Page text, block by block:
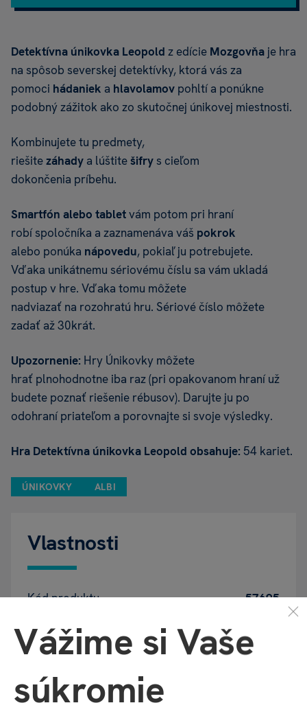
Detektívna únikovka Leopold z edície Mozgovňa je hra
na spôsob severskej detektívky, ktorá vás za
pomoci hádaniek a hlavolamov pohltí a ponúkne
podobný zážitok ako zo skutočnej únikovej miestnosti.
Kombinujete tu predmety,
riešitezáhady a lúštitešifry s cieľom
dokončenia príbehu.
Smartfón alebo tabletvám potom pri hraní
robí spoločníka a zaznamenáva váš pokrok
alebo ponúka nápovedu, pokiaľ ju potrebujete.
Vďaka unikátnemu sériovému číslu sa vám ukladá
postup v hre. Vďaka tomu môžete
nadviazať na rozohratú hru. Sériové číslo môžete
zadať až 30krát.
Upozornenie: Hry Únikovky môžete
hrať plnohodnotne iba raz (pri opakovanom hraní už
budete poznať riešenie rébusov). Darujte ju po
odohraní priateľom a porovnajte si svoje výsledky.
Hra Detektívna únikovka Leopold obsahuje: 54 kariet.
ÚNIKOVKY ALBI
Vlastnosti
Kód produktu 57695
EAN 8590228048226
Katalógové číslo
Vážime si Vaše
súkromie